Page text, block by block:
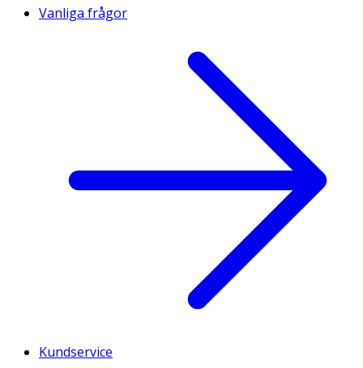
Vanliga frågor
Kundservice